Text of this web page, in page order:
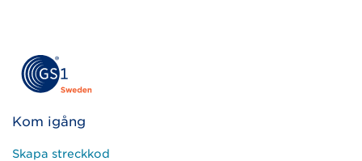
Kom igång
Skapa streckkod